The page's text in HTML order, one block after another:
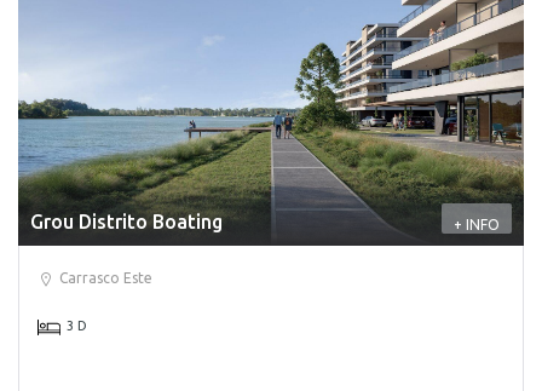
Grou Distrito Boating + INFO
Carrasco Este
3 D